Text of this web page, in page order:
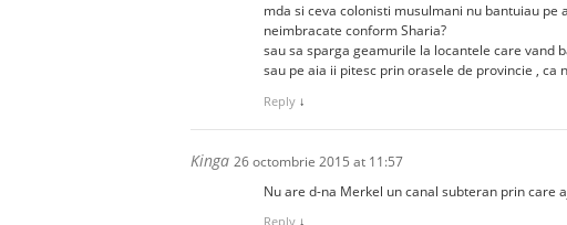
mda si ceva colonisti musulmani nu bantuiau
neimbracate conform Sharia?
sau sa sparga geamurile la locantele care vand
sau pe aia ii pitesc prin orasele de provincie , ca
Reply ↓
Kinga 26 octombrie 2015 at 11:57
Nu are d-na Merkel un canal subteran prin care
Reply ↓